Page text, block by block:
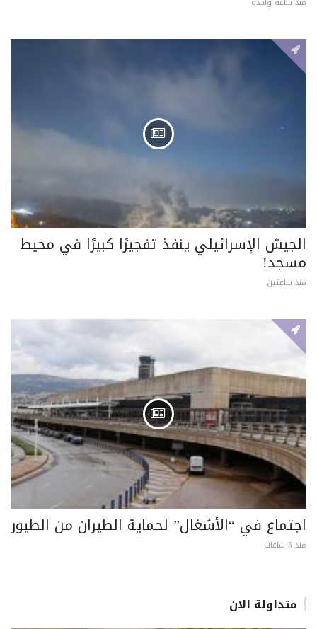
الجيش الإسرائيلي ينفذ تفجيرًا كبيرًا في محيط
مسجد!
منذ ساعتين
اجتماع في “الأشغال” لحماية الطيران من الطيور
منذ 3 ساعات
متداولة الان